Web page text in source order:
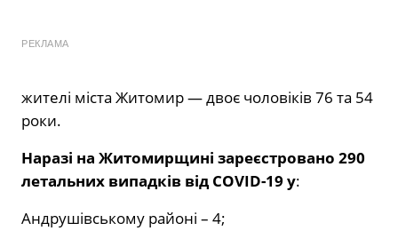
РЕКЛАМА
жителі міста Житомир — двоє чоловіків 76 та 54
роки.
Наразі на Житомирщині зареєстровано 290
летальних випадків від COVID-19 у:
Андрушівському районі – 4;